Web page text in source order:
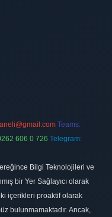
Teams:
606 0 726 Telegram:
Bilgi Teknolojileri ve
bir Yer Sağlayıcı olarak
içerikleri proaktif olarak
bulunmamaktadır. Ancak,